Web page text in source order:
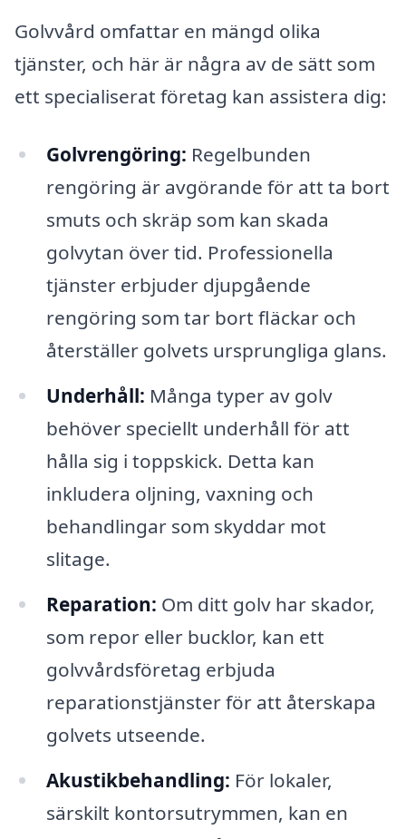
Golvvård omfattar en mängd olika
tjänster, och här är några av de sätt som
ett specialiserat företag kan assistera dig:
Golvrengöring: Regelbunden
rengöring är avgörande för att ta bort
smuts och skräp som kan skada
golvytan över tid. Professionella
tjänster erbjuder djupgående
rengöring som tar bort fläckar och
återställer golvets ursprungliga glans.
Underhåll: Många typer av golv
behöver speciellt underhåll för att
hålla sig i toppskick. Detta kan
inkludera oljning, vaxning och
behandlingar som skyddar mot
slitage.
Reparation: Om ditt golv har skador,
som repor eller bucklor, kan ett
golvvårdsföretag erbjuda
reparationstjänster för att återskapa
golvets utseende.
Akustikbehandling: För lokaler,
särskilt kontorsutrymmen, kan en